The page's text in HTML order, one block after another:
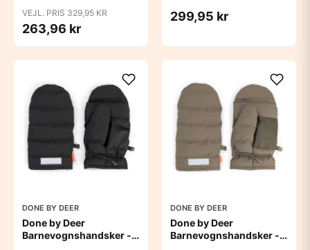
VEJL. PRIS 329,95 KR
263,96 kr
299,95 kr
DONE BY DEER
Done by Deer
Barnevognshandsker -
DONE BY DEER
Done by Deer
Barnevognshandsker -